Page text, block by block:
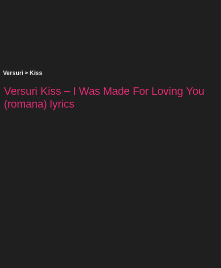
Versuri > Kiss
Versuri Kiss – I Was Made For Loving You
(romana) lyrics